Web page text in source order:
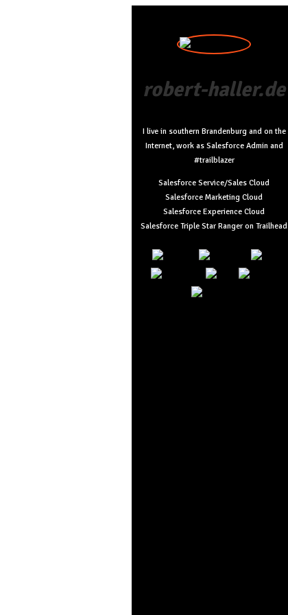
robert-haller.de
I live in southern Brandenburg and on the
Internet, work as Salesforce Admin and
#trailblazer
Salesforce Service/Sales Cloud
Salesforce Marketing Cloud
Salesforce Experience Cloud
Salesforce Triple Star Ranger on Trailhead